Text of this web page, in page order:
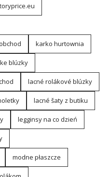
karko hurtownia
blúzky
lacné rolákové blúzky
lacné šaty z butiku
legginsy na co dzień
modne płaszcze